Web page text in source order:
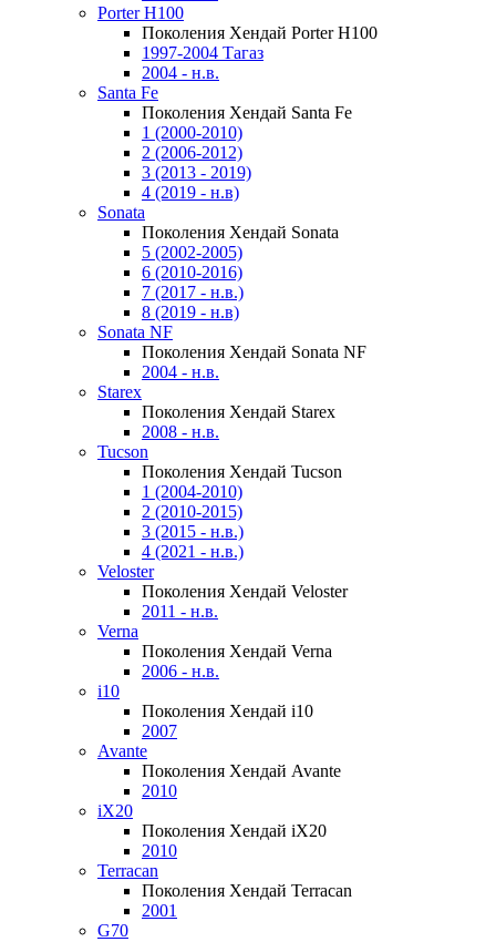
Porter H100
Поколения Хендай Porter H100
1997-2004 Тагаз
2004 - н.в.
Santa Fe
Поколения Хендай Santa Fe
1 (2000-2010)
2 (2006-2012)
3 (2013 - 2019)
4 (2019 - н.в)
Sonata
Поколения Хендай Sonata
5 (2002-2005)
6 (2010-2016)
7 (2017 - н.в.)
8 (2019 - н.в)
Sonata NF
Поколения Хендай Sonata NF
2004 - н.в.
Starex
Поколения Хендай Starex
2008 - н.в.
Tucson
Поколения Хендай Tucson
1 (2004-2010)
2 (2010-2015)
3 (2015 - н.в.)
4 (2021 - н.в.)
Veloster
Поколения Хендай Veloster
2011 - н.в.
Verna
Поколения Хендай Verna
2006 - н.в.
i10
Поколения Хендай i10
2007
Avante
Поколения Хендай Avante
2010
iX20
Поколения Хендай iX20
2010
Terracan
Поколения Хендай Terracan
2001
G70